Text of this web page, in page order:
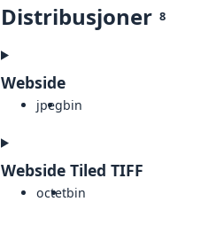
Distribusjoner 8
Webside
jpegbin
Webside Tiled TIFF
octetbin